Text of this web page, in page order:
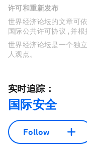
许可和重新发布
世界经济论坛的文章可
国际公共许可协议 , 并
世界经济论坛是一个独
人观点。
实时追踪：
国际安全
Follow